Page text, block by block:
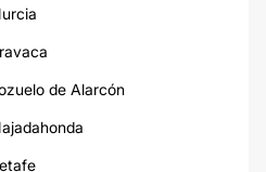
de Alarcón